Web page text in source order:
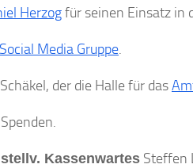
Herzogfür seinen Einsatz in
Social Media Gruppe.
der die Halle für das
Kassenwartes Steffen